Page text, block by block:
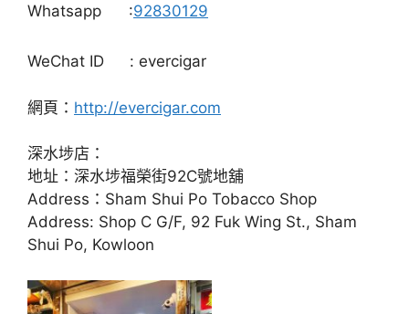
Whatsapp :92830129
WeChat ID : evercigar
網頁： http://evercigar.com
深水埗店：
地址：深水埗福榮街92C號地舖
Address：Sham Shui Po Tobacco Shop
Address: Shop C G/F, 92 Fuk Wing St., Sham
Shui Po, Kowloon